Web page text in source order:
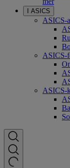
I ASICS
ASICS-
ASICS-
ASICS-